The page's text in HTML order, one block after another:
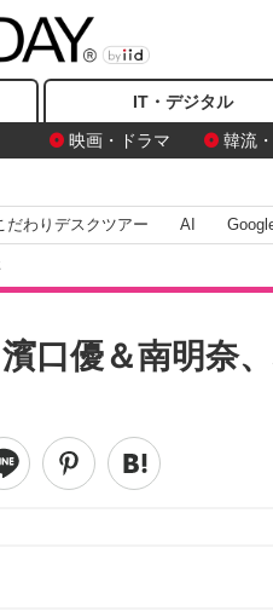
IT・デジタル
映画・ドラマ
韓流
だわりデスクツアー AI
濱口優＆南明奈